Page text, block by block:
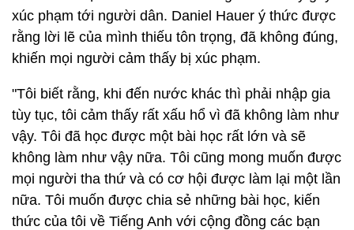
xúc phạm tới người dân. Daniel Hauer ý thức được
rằng lời lẽ của mình thiếu tôn trọng, đã không đúng,
khiến mọi người cảm thấy bị xúc phạm.
"Tôi biết rằng, khi đến nước khác thì phải nhập gia
tùy tục, tôi cảm thấy rất xấu hổ vì đã không làm như
vậy. Tôi đã học được một bài học rất lớn và sẽ
không làm như vậy nữa. Tôi cũng mong muốn được
mọi người tha thứ và có cơ hội được làm lại một lần
nữa. Tôi muốn được chia sẻ những bài học, kiến
thức của tôi về Tiếng Anh với cộng đồng các bạn